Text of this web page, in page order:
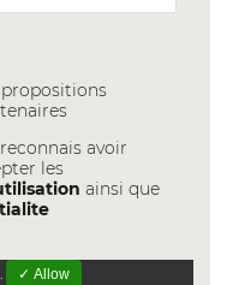
avoir
les
ainsi que
✓ Allow